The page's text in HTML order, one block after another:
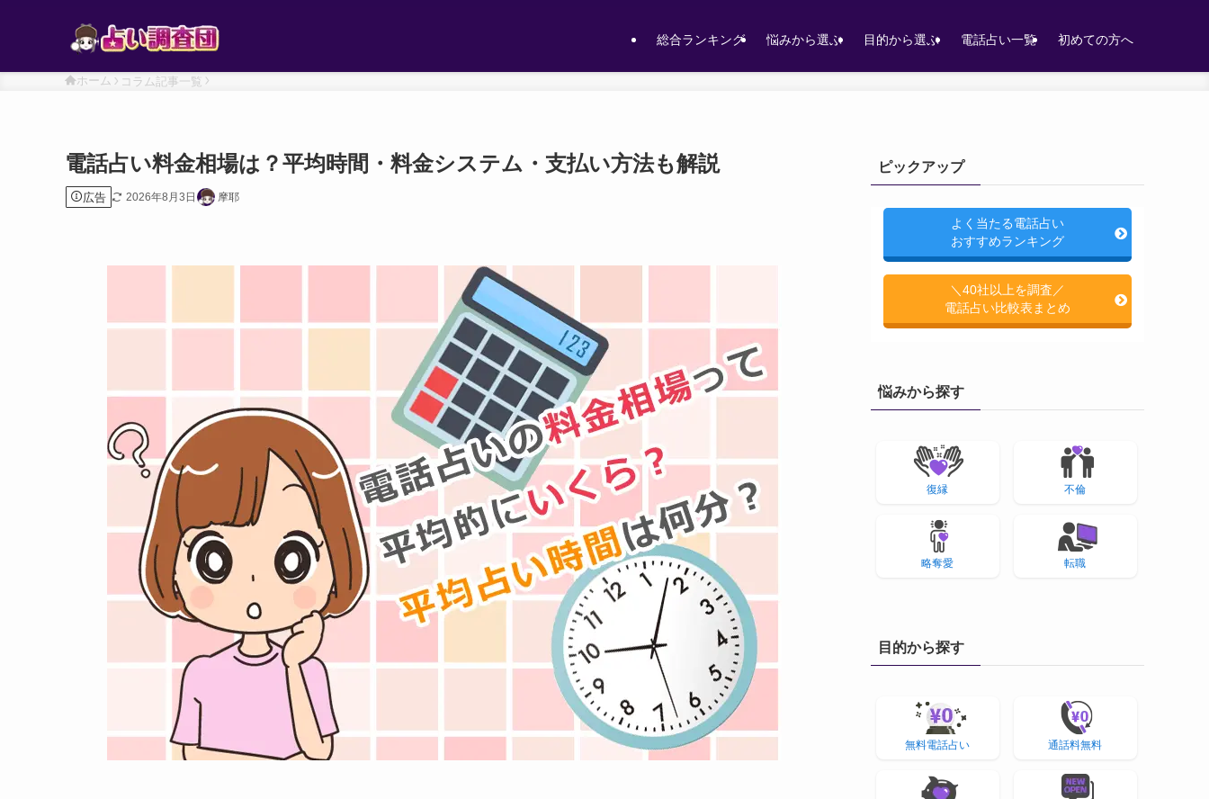
総合ランキング 悩みから選ぶ 目的から選ぶ 電話占い一覧 初めての方へ
ホーム コラム記事一覧
電話占い料金相場は？平均時間・料金システム・支払い方法も解説
広告 2026年8月3日 摩耶
ピックアップ
よく当たる電話占い
おすすめランキング
＼40社以上を調査／
電話占い比較表まとめ
悩みから探す
復縁 不倫
略奪愛 転職
目的から探す
無料電話占い 通話料無料